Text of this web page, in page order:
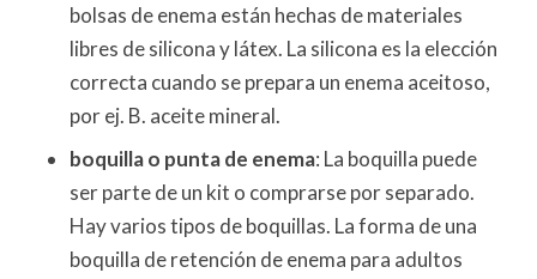
bolsas de enema están hechas de materiales
libres de silicona y látex. La silicona es la elección
correcta cuando se prepara un enema aceitoso,
por ej. B. aceite mineral.
boquilla o punta de enema: La boquilla puede
ser parte de un kit o comprarse por separado.
Hay varios tipos de boquillas. La forma de una
boquilla de retención de enema para adultos